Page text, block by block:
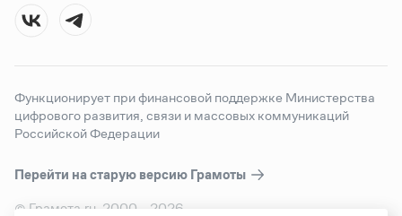
Функционирует при финансовой поддержке Министерства
цифрового развития, связи и массовых коммуникаций
Российской Федерации
Перейти на старую версию Грамоты
© Грамота.ru, 2000 – 2026